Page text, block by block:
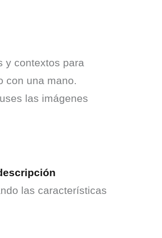
y contextos para
con una mano.
las imágenes
las características